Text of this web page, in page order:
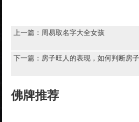
上一篇： 周易取名字大全女孩
下一篇： 房子旺人的表现，如何判断房
佛牌推荐